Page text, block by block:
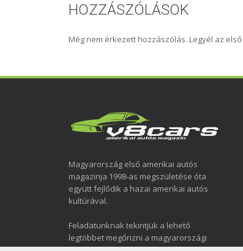
HOZZÁSZÓLÁSOK
Még nem érkezett hozzászólás. Legyél az
Magyarország első amerikai autós
magazinja 1998-as megszületése óta
együtt fejlődik a hazai amerikai autós
kultúrával.
Feladatunknak tekintjük a lehető
legtöbbet megőrizni a magyarországi